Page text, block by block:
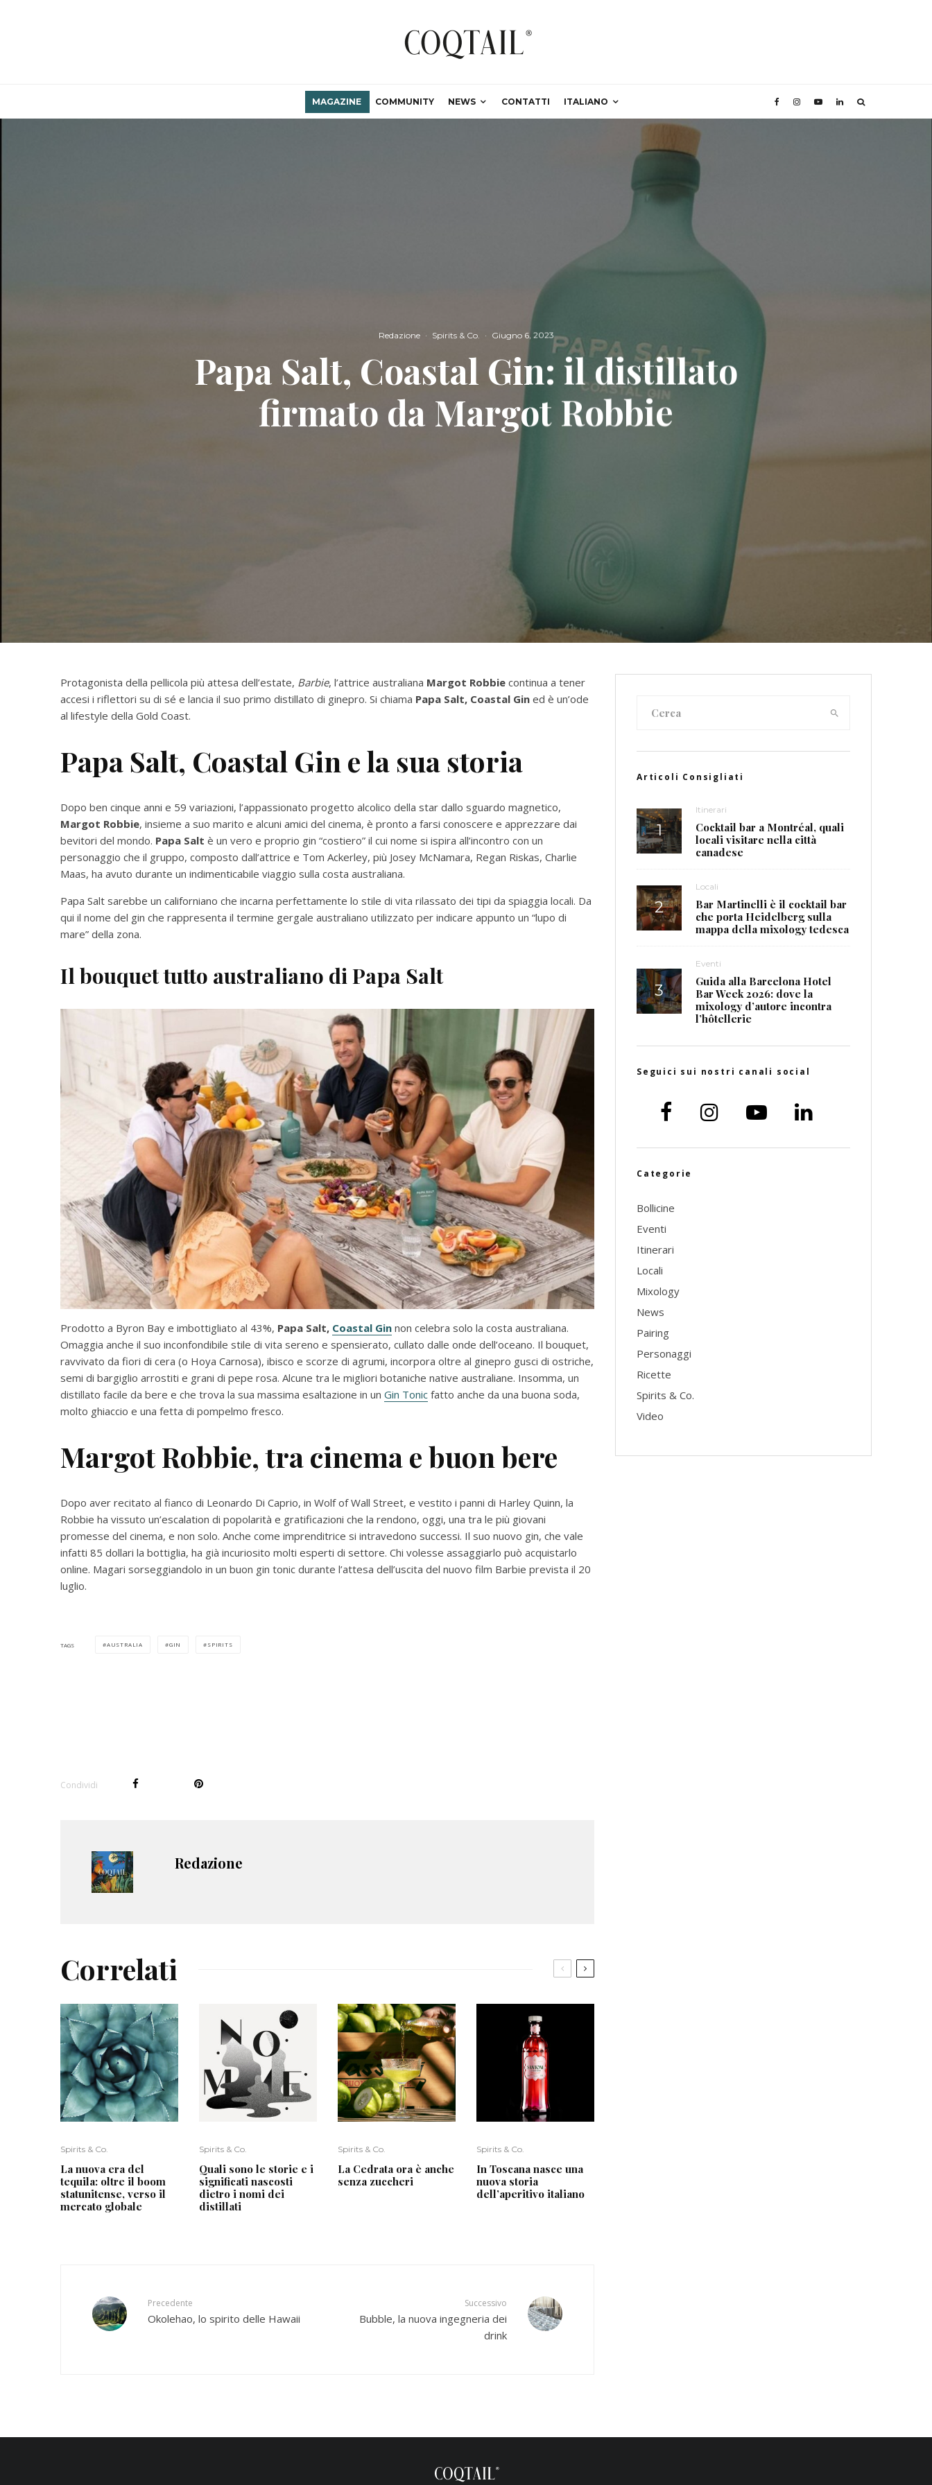
MAGAZINE COMMUNITY NEWS CONTATTI ITALIANO
Redazione · Spirits & Co. · Giugno 6, 2023
Papa Salt, Coastal Gin: il distillato
firmato da Margot Robbie
Protagonista della pellicola più attesa dell’estate, Barbie, l’attrice australiana Margot Robbie continua a tener
accesi i riflettori su di sé e lancia il suo primo distillato di ginepro. Si chiama Papa Salt, Coastal Gin ed è un’ode
al lifestyle della Gold Coast.
Papa Salt, Coastal Gin e la sua storia
Dopo ben cinque anni e 59 variazioni, l’appassionato progetto alcolico della star dallo sguardo magnetico,
Margot Robbie, insieme a suo marito e alcuni amici del cinema, è pronto a farsi conoscere e apprezzare dai
bevitori del mondo. Papa Salt è un vero e proprio gin “costiero” il cui nome si ispira all’incontro con un
personaggio che il gruppo, composto dall’attrice e Tom Ackerley, più Josey McNamara, Regan Riskas, Charlie
Maas, ha avuto durante un indimenticabile viaggio sulla costa australiana.
Papa Salt sarebbe un californiano che incarna perfettamente lo stile di vita rilassato dei tipi da spiaggia locali. Da
qui il nome del gin che rappresenta il termine gergale australiano utilizzato per indicare appunto un “lupo di
mare” della zona.
Il bouquet tutto australiano di Papa Salt
Prodotto a Byron Bay e imbottigliato al 43%, Papa Salt, Coastal Gin non celebra solo la costa australiana.
Omaggia anche il suo inconfondibile stile di vita sereno e spensierato, cullato dalle onde dell’oceano. Il bouquet,
ravvivato ​​da fiori di cera (o Hoya Carnosa), ibisco e scorze di agrumi, incorpora oltre al ginepro gusci di ostriche,
semi di bargiglio arrostiti e grani di pepe rosa. Alcune tra le migliori botaniche native australiane. Insomma, un
distillato facile da bere e che trova la sua massima esaltazione in un Gin Tonic fatto anche da una buona soda,
molto ghiaccio e una fetta di pompelmo fresco.
Margot Robbie, tra cinema e buon bere
Dopo aver recitato al fianco di Leonardo Di Caprio, in Wolf of Wall Street, e vestito i panni di Harley Quinn, la
Robbie ha vissuto un’escalation di popolarità e gratificazioni che la rendono, oggi, una tra le più giovani
promesse del cinema, e non solo. Anche come imprenditrice si intravedono successi. Il suo nuovo gin, che vale
infatti 85 dollari la bottiglia, ha già incuriosito molti esperti di settore. Chi volesse assaggiarlo può acquistarlo
online. Magari sorseggiandolo in un buon gin tonic durante l’attesa dell’uscita del nuovo film Barbie prevista il 20
luglio.
TAGS AUSTRALIA GIN SPIRITS
Condividi
Redazione
Correlati
Spirits & Co.
La nuova era del
tequila: oltre il boom
statunitense, verso il
mercato globale
Spirits & Co.
Quali sono le storie e i
significati nascosti
dietro i nomi dei
distillati
Spirits & Co.
La Cedrata ora è anche
senza zuccheri
Spirits & Co.
In Toscana nasce una
nuova storia
dell’aperitivo italiano
Precedente
Okolehao, lo spirito delle Hawaii
Successivo
Bubble, la nuova ingegneria dei
drink
Articoli Consigliati
Itinerari
Cocktail bar a Montréal, quali
locali visitare nella città
canadese
Locali
Bar Martinelli è il cocktail bar
che porta Heidelberg sulla
mappa della mixology tedesca
Eventi
Guida alla Barcelona Hotel
Bar Week 2026: dove la
mixology d’autore incontra
l’hôtellerie
Seguici sui nostri canali social
Categorie
Bollicine
Eventi
Itinerari
Locali
Mixology
News
Pairing
Personaggi
Ricette
Spirits & Co.
Video